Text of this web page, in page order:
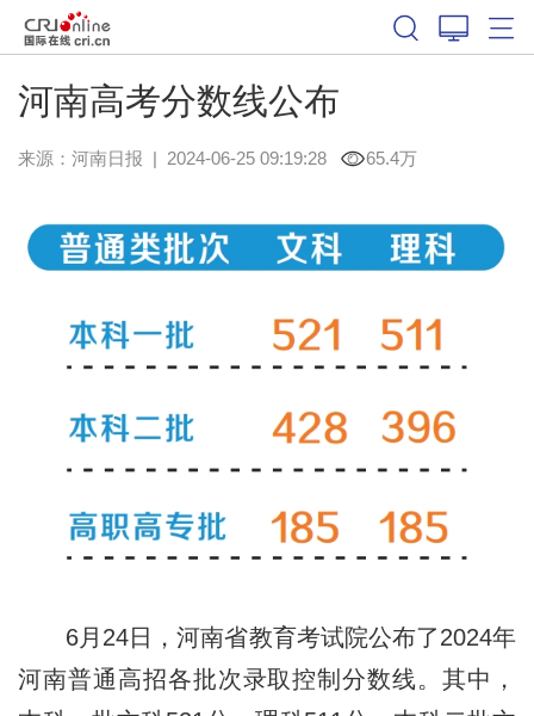
河南高考分数线公布
来源： 河南日报 | 2024-06-25 09:19:28 65.4万
6月24日，河南省教育考试院公布了2024年
河南普通高招各批次录取控制分数线。其中，